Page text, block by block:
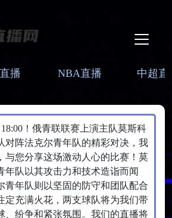
播 NBA直播 中超直
！俄青联联赛上演主队莫斯科
对阵法克尔青年队的精彩对决，我
与您分享这场激动人心的比赛！莫
年队以其攻击力和技术造诣而闻
青年队则以坚固的防守和团队配合
定充满火花，两支球队将为我们带
、纷争和紧张氛围。我们的直播将